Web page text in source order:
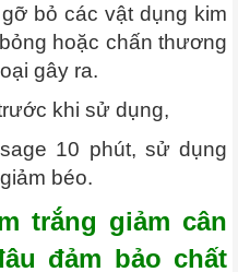
bỏ các vật dụng kim
hoặc chấn thương
gây ra.
khi sử dụng,
10 phút, sử dụng
béo.
trắng giảm cân
đảm bảo chất